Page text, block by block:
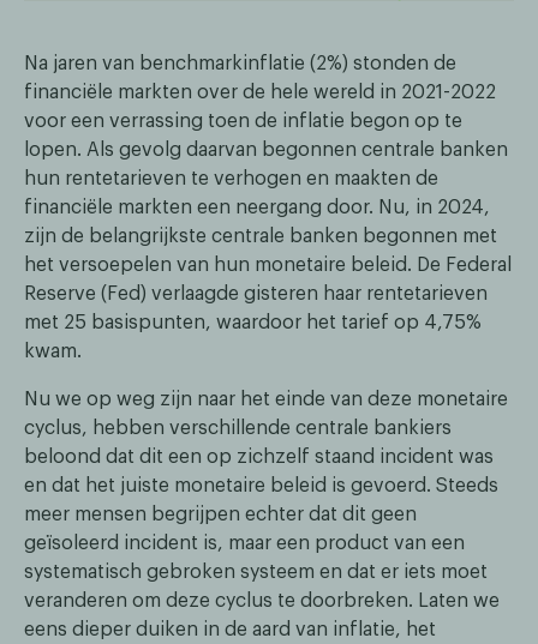
Na jaren van benchmarkinflatie (2%) stonden de
financiële markten over de hele wereld in 2021-2022
voor een verrassing toen de inflatie begon op te
lopen. Als gevolg daarvan begonnen centrale banken
hun rentetarieven te verhogen en maakten de
financiële markten een neergang door. Nu, in 2024,
zijn de belangrijkste centrale banken begonnen met
het versoepelen van hun monetaire beleid. De Federal
Reserve (Fed) verlaagde gisteren haar rentetarieven
met 25 basispunten, waardoor het tarief op 4,75%
kwam.
Nu we op weg zijn naar het einde van deze monetaire
cyclus, hebben verschillende centrale bankiers
beloond dat dit een op zichzelf staand incident was
en dat het juiste monetaire beleid is gevoerd. Steeds
meer mensen begrijpen echter dat dit geen
geïsoleerd incident is, maar een product van een
systematisch gebroken systeem en dat er iets moet
veranderen om deze cyclus te doorbreken. Laten we
eens dieper duiken in de aard van inflatie, het